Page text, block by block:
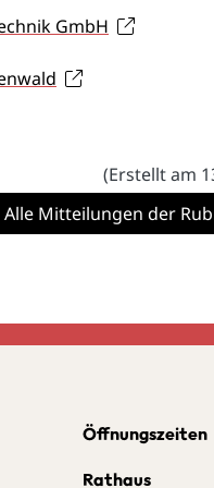
GmbH
(Erstellt am
Alle Mitteilungen der
Öffnungszeiten
Rathaus